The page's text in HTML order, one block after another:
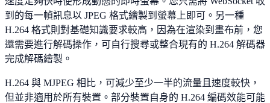
到的每一幀訊息以 JPEG 格式繪製到螢幕上即可。另一種
H.264 格式則對基礎知識要求較高，因為在渲染到畫布前，您
還需要進行解碼操作，可自行搜尋或整合現有的 H.264 解碼器
完成解碼繪製。
H.264 與 MJPEG 相比，可減少至少一半的流量且速度較快，
但並非適用於所有裝置。部分裝置自身的 H.264 編碼效能可能